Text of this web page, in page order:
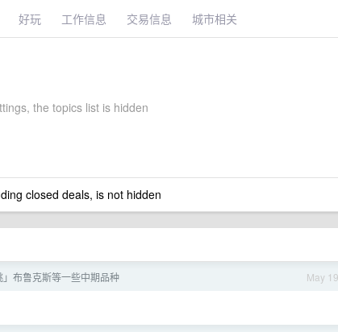
好玩 工作信息 交易信息 城市相关
the topics list is hidden
closed deals, is not hidden
May 19
」布鲁克斯等一些中期品种